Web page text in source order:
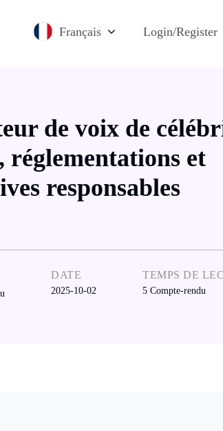
Français Login/Register
de voix de
réglementations et
responsables
DATE
2025-10-02
TEMPS DE
5 Compte-rendu